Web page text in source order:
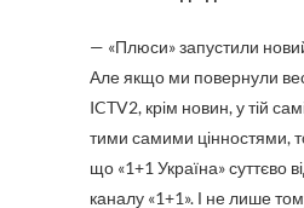
— «Плюси» запустили
Але якщо ми повернули
ICTV2, крім новин, у тій
тими самими цінностями,
що «1+1 Україна» суттєво
каналу «1+1». І не лише